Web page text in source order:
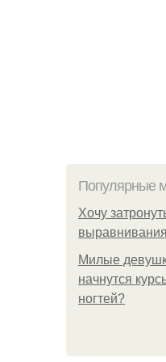
Популярные
Хочу
Милые
начнутся
ногтей?